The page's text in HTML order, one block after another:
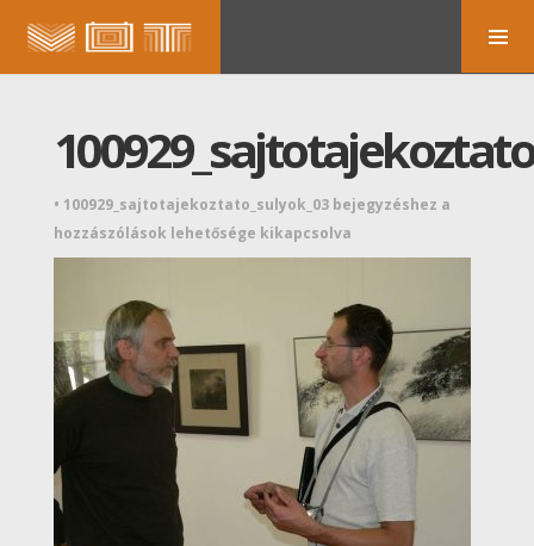
• 100929_sajtotajekoztato_sulyok_03 bejegyzéshez a
hozzászólások lehetősége kikapcsolva